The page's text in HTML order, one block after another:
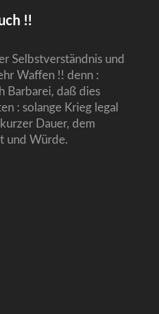
!!
Selbstverständnis und
Waffen !! denn :
Barbarei, daß dies
: solange Krieg legal
Dauer, dem
und Würde.